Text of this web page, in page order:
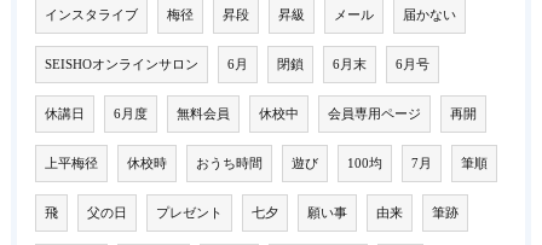
インスタライブ 梅径 昇段 昇級 メール 届かない
SEISHOオンラインサロン 6月 閉鎖 6月末 6月号
休講日 6月度 無料会員 休校中 会員専用ページ 再開
上平梅径 休校時 おうち時間 遊び 100均 7月 筆順
飛 父の日 プレゼント 七夕 願い事 由来 筆跡